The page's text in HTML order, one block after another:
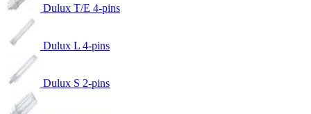
Dulux T/E 4-pins
Dulux L 4-pins
Dulux S 2-pins